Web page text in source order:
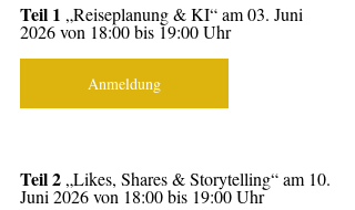
Teil 1 „Reiseplanung & KI“ am 03. Juni
2026 von 18:00 bis 19:00 Uhr
Anmeldung
Teil 2 „Likes, Shares & Storytelling“ am 10.
Juni 2026 von 18:00 bis 19:00 Uhr